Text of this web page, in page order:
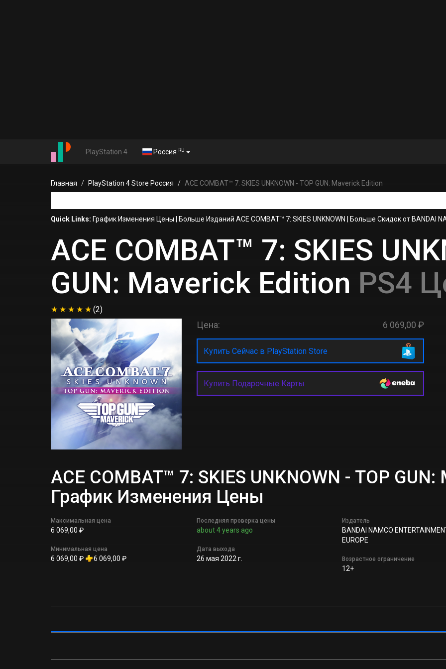
PlayStation 4 Россия RU
Главная PlayStation 4 Store Россия ACE COMBAT™ 7: SKIES UNKNOWN - TOP GUN: Maverick Edition
Quick Links: График Изменения Цены Больше Изданий ACE COMBAT™ 7: SKIES UNKNOWN Больше Скидок от BANDAI
ACE COMBAT™ 7: SKIES
GUN: Maverick Edition PS4
(2)
Цена: 6 069,00 ₽
Купить Сейчас в PlayStation Store
Купить Подарочные Карты
ACE COMBAT™ 7: SKIES UNKNOWN - TOP
График Изменения Цены
Максимальная цена
6 069,00 ₽
Минимальная цена
6 069,00 ₽ 6 069,00 ₽
Последняя проверка цены
about 4 years ago
Дата выхода
26 мая 2022 г.
Издатель
BANDAI NAMCO
EUROPE
Возрастное ограничение
12+